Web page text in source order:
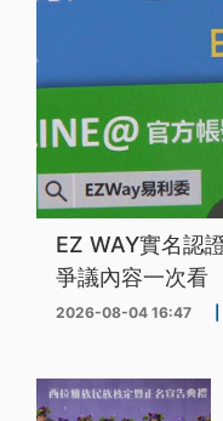
EZ WAY實名認
爭議內容一次看
2026-08-04 16:47